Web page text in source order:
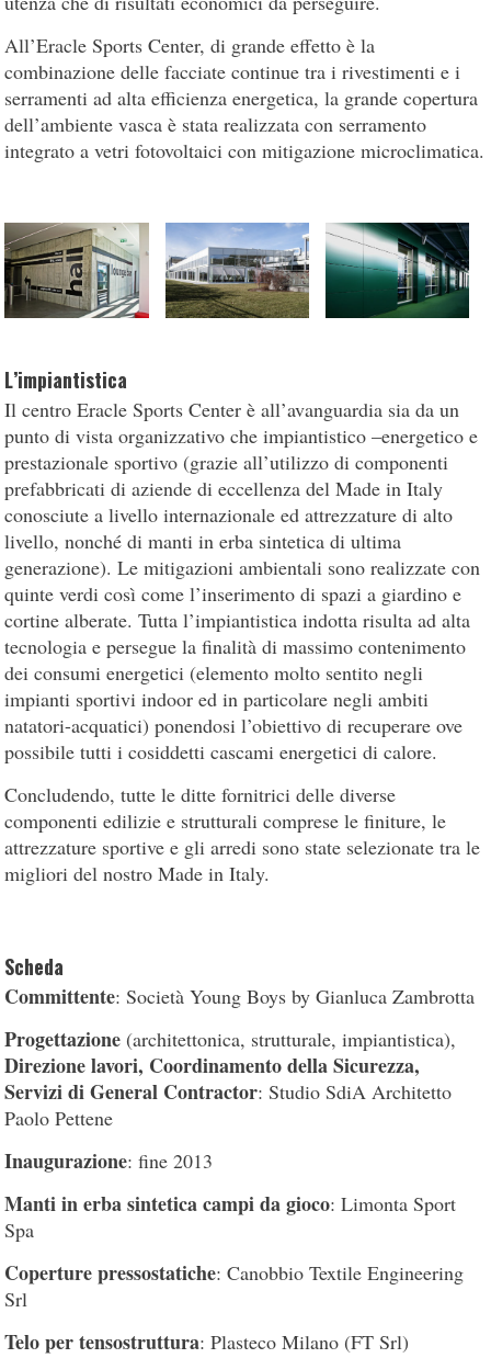
All’Eracle Sports Center, di grande effetto è la
combinazione delle facciate continue tra i rivestimenti e i
serramenti ad alta efficienza energetica, la grande copertura
dell’ambiente vasca è stata realizzata con serramento
integrato a vetri fotovoltaici con mitigazione microclimatica.
L’impiantistica
Il centro Eracle Sports Center è all’avanguardia sia da un
punto di vista organizzativo che impiantistico –energetico e
prestazionale sportivo (grazie all’utilizzo di componenti
prefabbricati di aziende di eccellenza del Made in Italy
conosciute a livello internazionale ed attrezzature di alto
livello, nonché di manti in erba sintetica di ultima
generazione). Le mitigazioni ambientali sono realizzate con
quinte verdi così come l’inserimento di spazi a giardino e
cortine alberate. Tutta l’impiantistica indotta risulta ad alta
tecnologia e persegue la finalità di massimo contenimento
dei consumi energetici (elemento molto sentito negli
impianti sportivi indoor ed in particolare negli ambiti
natatori-acquatici) ponendosi l’obiettivo di recuperare ove
possibile tutti i cosiddetti cascami energetici di calore.
Concludendo, tutte le ditte fornitrici delle diverse
componenti edilizie e strutturali comprese le finiture, le
attrezzature sportive e gli arredi sono state selezionate tra le
migliori del nostro Made in Italy.
Scheda
Committente: Società Young Boys by Gianluca Zambrotta
Progettazione (architettonica, strutturale, impiantistica),
Direzione lavori, Coordinamento della Sicurezza,
Servizi di General Contractor: Studio SdiA Architetto
Paolo Pettene
Inaugurazione: fine 2013
Manti in erba sintetica campi da gioco: Limonta Sport
Spa
Coperture pressostatiche: Canobbio Textile Engineering
Srl
Telo per tensostruttura: Plasteco Milano (FT Srl)